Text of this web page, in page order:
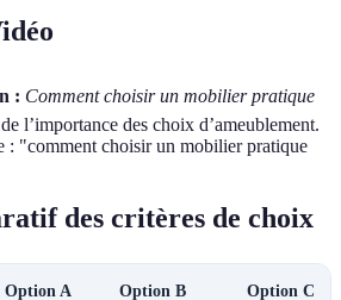
: Comment choisir un mobilier pratique
l’importance des choix d’ameublement.
: "comment choisir un mobilier pratique
des critères de choix
Option A Option B Option C